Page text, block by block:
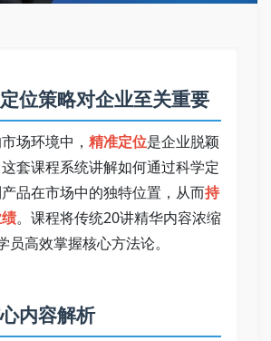
场环境中， 精准定位是企业脱颖
套课程系统讲解如何通过科学定
品在市场中的独特位置，从而持
。课程将传统20讲精华内容浓缩
员高效掌握核心方法论。
内容解析